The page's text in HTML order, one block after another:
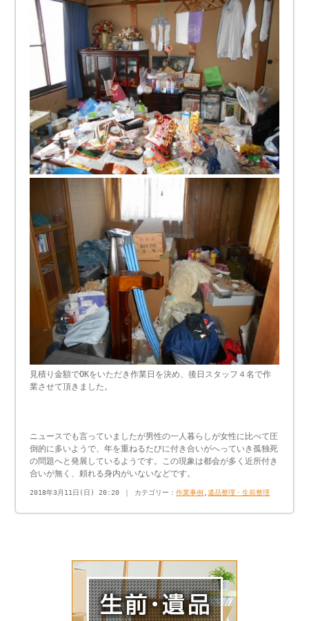
見積り金額でOKをいただき作業日を決め、後日スタッフ４名で作
業させて頂きました。
ニュースでも言っていましたが男性の一人暮らしが女性に比べて圧
倒的に多いようで、年を重ねるたびに付き合いがへっていき孤独死
の問題へと発展しているようです。この現象は都会が多く近所付き
合いが無く、頼れる身内がいないなどです。
2018年3月11日(日) 20:20 ｜ カテゴリー：作業事例 ,遺品整理・生前整理